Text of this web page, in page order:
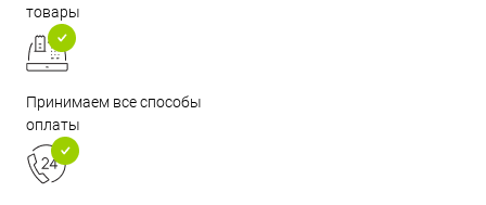
товары
Принимаем все способы
оплаты